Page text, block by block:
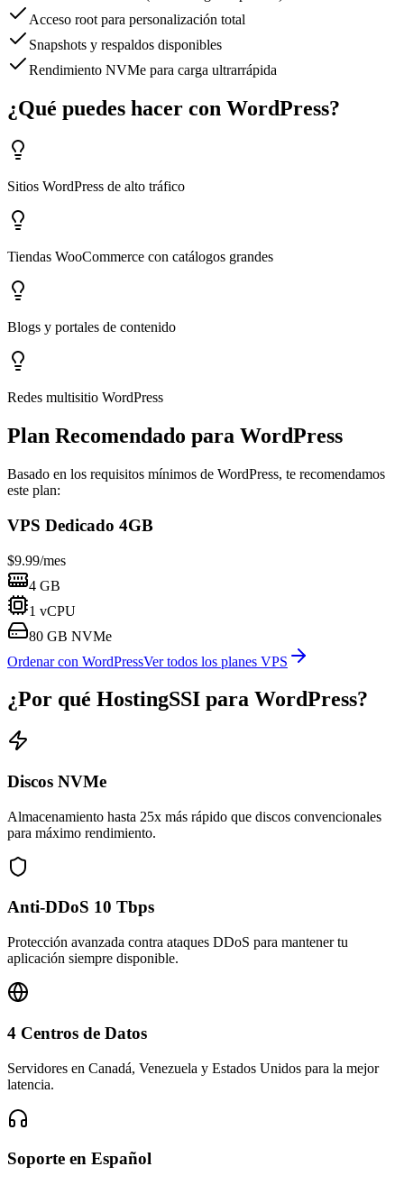
Acceso root para personalización total
Snapshots y respaldos disponibles
Rendimiento NVMe para carga ultrarrápida
¿Qué puedes hacer con WordPress?
Sitios WordPress de alto tráfico
Tiendas WooCommerce con catálogos grandes
Blogs y portales de contenido
Redes multisitio WordPress
Plan Recomendado para WordPress
Basado en los requisitos mínimos de WordPress, te recomendamos
este plan:
VPS Dedicado 4GB
$9.99/mes
4 GB
1 vCPU
80 GB NVMe
Ordenar con WordPressVer todos los planes VPS
¿Por qué HostingSSI para WordPress?
Discos NVMe
Almacenamiento hasta 25x más rápido que discos convencionales
para máximo rendimiento.
Anti-DDoS 10 Tbps
Protección avanzada contra ataques DDoS para mantener tu
aplicación siempre disponible.
4 Centros de Datos
Servidores en Canadá, Venezuela y Estados Unidos para la mejor
latencia.
Soporte en Español